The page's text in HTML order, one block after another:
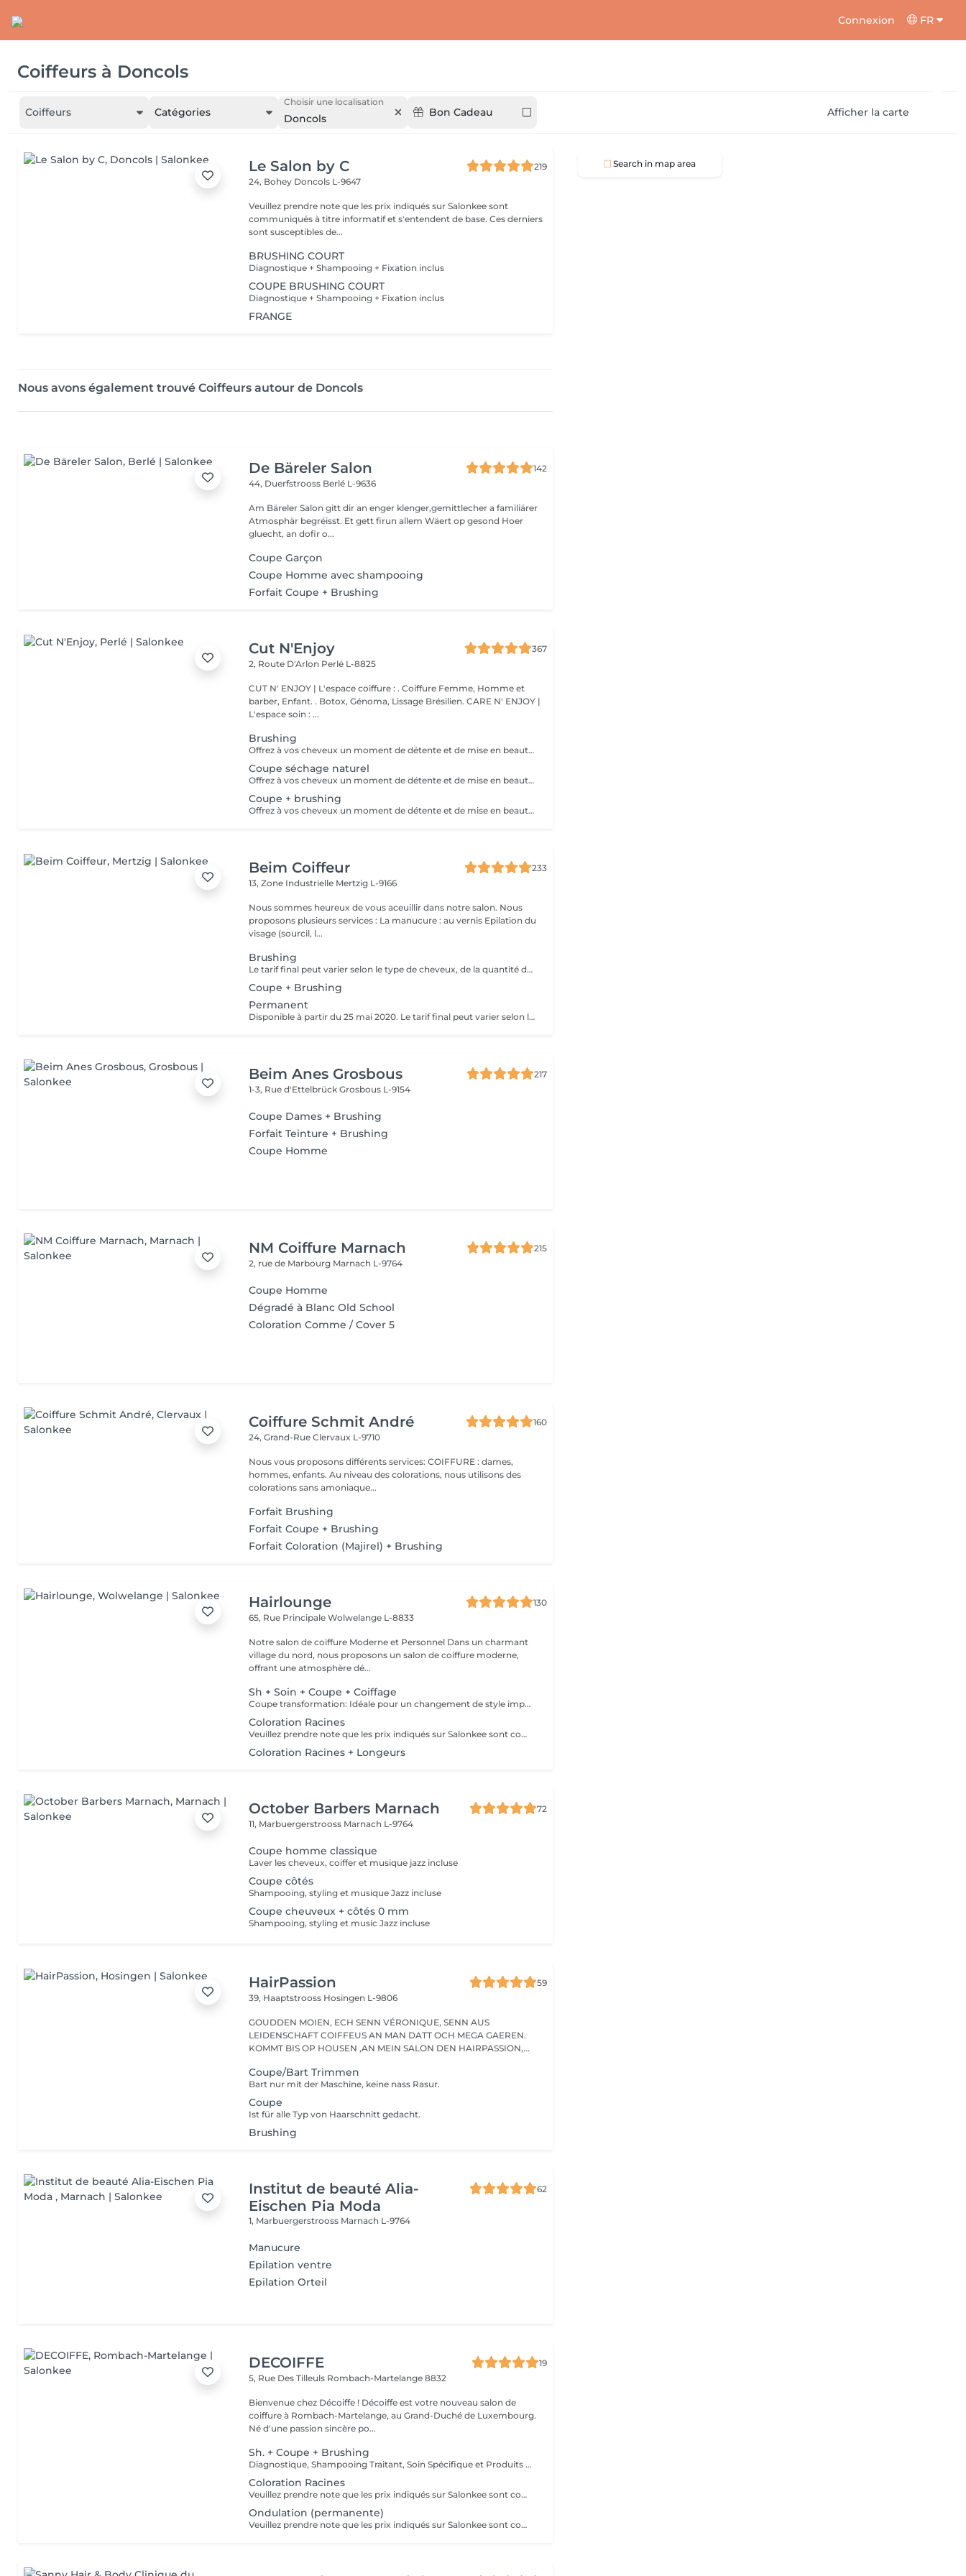
Connexion FR
Coiffeurs à Doncols
Coiffeurs Catégories
Choisir une localisation
Doncols Bon Cadeau Afficher la carte
Le Salon by C
219
24, Bohey Doncols L-9647
Veuillez prendre note que les prix indiqués sur Salonkee sont
communiqués à titre informatif et s'entendent de base. Ces derniers
sont susceptibles de...
BRUSHING COURT
Diagnostique + Shampooing + Fixation inclus
COUPE BRUSHING COURT
Diagnostique + Shampooing + Fixation inclus
FRANGE
Nous avons également trouvé Coiffeurs autour de Doncols
De Bäreler Salon
142
44, Duerfstrooss Berlé L-9636
Am Bäreler Salon gitt dir an enger klenger,gemittlecher a familiärer
Atmosphär begréisst. Et gett firun allem Wäert op gesond Hoer
gluecht, an dofir o...
Coupe Garçon
Coupe Homme avec shampooing
Forfait Coupe + Brushing
Cut N'Enjoy
367
2, Route D'Arlon Perlé L-8825
CUT N' ENJOY | L'espace coiffure : . Coiffure Femme, Homme et
barber, Enfant. . Botox, Génoma, Lissage Brésilien. CARE N' ENJOY |
L'espace soin : ...
Brushing
Offrez à vos cheveux un moment de détente et de mise en beauté avec notre forfait brushing, comprenant un shampoing avec soin adapté à votre chevelure, un massage du cuir chevelu, l'application de produits de coiffage, un brushing soigné ainsi qu'une touche de produits de finition pour un résultat brillant et durable.
Coupe séchage naturel
Offrez à vos cheveux un moment de détente et de mise en beauté avec notre forfait coupe séchage naturel, comprenant un shampoing avec soin adapté à votre chevelure, un massage du cuir chevelu, une coupe personnalisée, l'application de produits de coiffage, un séchage naturel ainsi qu'une touche de produits de finition pour un résultat brillant et durable.
Coupe + brushing
Offrez à vos cheveux un moment de détente et de mise en beauté avec notre forfait coupe brushing, comprenant un shampoing avec soin adapté à votre chevelure, un massage du cuir chevelu, une coupe personnalisée, l'application de produits de coiffage, un brushing soigné ainsi qu'une touche de produits de finition pour un résultat brillant et durable.
Beim Coiffeur
233
13, Zone Industrielle Mertzig L-9166
Nous sommes heureux de vous aceuillir dans notre salon. Nous
proposons plusieurs services : La manucure : au vernis Epilation du
visage (sourcil, l...
Brushing
Le tarif final peut varier selon le type de cheveux, de la quantité de produit utilisée et de la création finalement réalisée. Un grand merci d'avance pour votre compréhension Au plaisir de vous revoir très vite ;)
Coupe + Brushing
Permanent
Disponible à partir du 25 mai 2020. Le tarif final peut varier selon le type de cheveux, de la quantité de produit utilisée et de la création finalement réalisée.
Beim Anes Grosbous
217
1-3, Rue d'EttelbrückGrosbous L-9154
Coupe Dames + Brushing
Forfait Teinture + Brushing
Coupe Homme
NM Coiffure Marnach
215
2, rue de Marbourg Marnach L-9764
Coupe Homme
Dégradé à Blanc Old School
Coloration Comme / Cover 5
Coiffure Schmit André
160
24, Grand-RueClervaux L-9710
Nous vous proposons différents services: COIFFURE : dames,
hommes, enfants. Au niveau des colorations, nous utilisons des
colorations sans amoniaque...
Forfait Brushing
Forfait Coupe + Brushing
Forfait Coloration (Majirel) + Brushing
Hairlounge
130
65, Rue PrincipaleWolwelange L-8833
Notre salon de coiffure Moderne et Personnel Dans un charmant
village du nord, nous proposons un salon de coiffure moderne,
offrant une atmosphère dé...
Sh + Soin + Coupe + Coiffage
Coupe transformation: Idéale pour un changement de style important (longeur, forme ou structure). Cette prestation inclut un travail technique plus approfondi afin créer une nouvelle silhouette adaptée à votre visage. . Coupe d'entretien: Parfait pour rafraîchir et maintenir votre coupe actuelle.
Coloration Racines
Veuillez prendre note que les prix indiqués sur Salonkee sont communiqués à titre informatif et s'entendent de base. Ces derniers sont susceptibles de varier selon le diagnostic réalisé à votre arrivée au salon et l'expertise du professionnel à qui vous confiez votre beauté. Dans tous les cas, un devis précis vous sera proposé et toutes réalisations de prestations seront effectuées avec votre accord. Un grand merci d'avance pour votre compréhension. Au plaisir de vous revoir très vite.
Coloration Racines + Longeurs
October Barbers Marnach
72
11, Marbuergerstrooss Marnach L-9764
Coupe homme classique
Laver les cheveux, coiffer et musique jazz incluse
Coupe côtés
Shampooing, styling et musique Jazz incluse
Coupe cheuveux + côtés 0 mm
Shampooing, styling et music Jazz incluse
HairPassion
59
39, Haaptstrooss Hosingen L-9806
GOUDDEN MOIEN, ECH SENN VÉRONIQUE, SENN AUS
LEIDENSCHAFT COIFFEUS AN MAN DATT OCH MEGA GAEREN.
KOMMT BIS OP HOUSEN ,AN MEIN SALON DEN HAIRPASSION,...
Coupe/Bart Trimmen
Bart nur mit der Maschine, keine nass Rasur.
Coupe
Ist für alle Typ von Haarschnitt gedacht.
Brushing
Institut de beauté Alia-
Eischen Pia Moda
62
1, Marbuergerstrooss Marnach L-9764
Manucure
Epilation ventre
Epilation Orteil
DECOIFFE
19
5, Rue Des Tilleuls Rombach-Martelange 8832
Bienvenue chez Décoiffe ! Décoiffe est votre nouveau salon de
coiffure à Rombach-Martelange, au Grand-Duché de Luxembourg.
Né d'une passion sincère po...
Sh. + Coupe + Brushing
Diagnostique, Shampooing Traitant, Soin Spécifique et Produits Coiffants inclus
Coloration Racines
Veuillez prendre note que les prix indiqués sur Salonkee sont communiqués à titre informatif et s'entendent de base. Ces derniers sont susceptibles de varier selon le diagnostic réalisé à votre arrivée au salon et l'expertise du professionnel à qui vous confiez votre beauté. Dans tous les cas, un devis précis vous sera proposé et toutes réalisations de prestations seront effectuées avec votre accord. Un grand merci d'avance pour votre compréhension. Au plaisir de vous recevoir très vite.
Ondulation (permanente)
Veuillez prendre note que les prix indiqués sur Salonkee sont communiqués à titre informatif et s'entendent de base. Ces derniers sont susceptibles de varier selon le diagnostic réalisé à votre arrivée au salon et l'expertise du professionnel à qui vous confiez votre beauté. Dans tous les cas, un devis précis vous sera proposé et toutes réalisations de prestations seront effectuées avec votre accord. Un grand merci d'avance pour votre compréhension. Au plaisir de vous recevoir très vite.
Search in map area